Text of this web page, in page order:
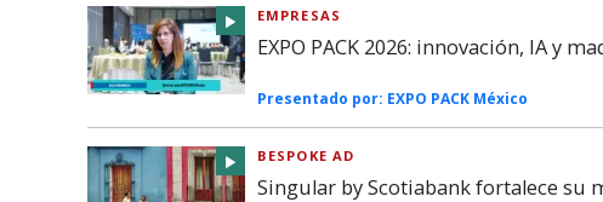
EMPRESAS
EXPO PACK 2026: innovación, IA y
Presentado por: EXPO PACK México
BESPOKE AD
Singular by Scotiabank fortalece su